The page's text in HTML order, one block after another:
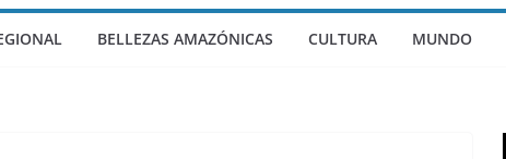
de la Amazonía
BELLEZAS AMAZÓNICAS CULTURA MUNDO